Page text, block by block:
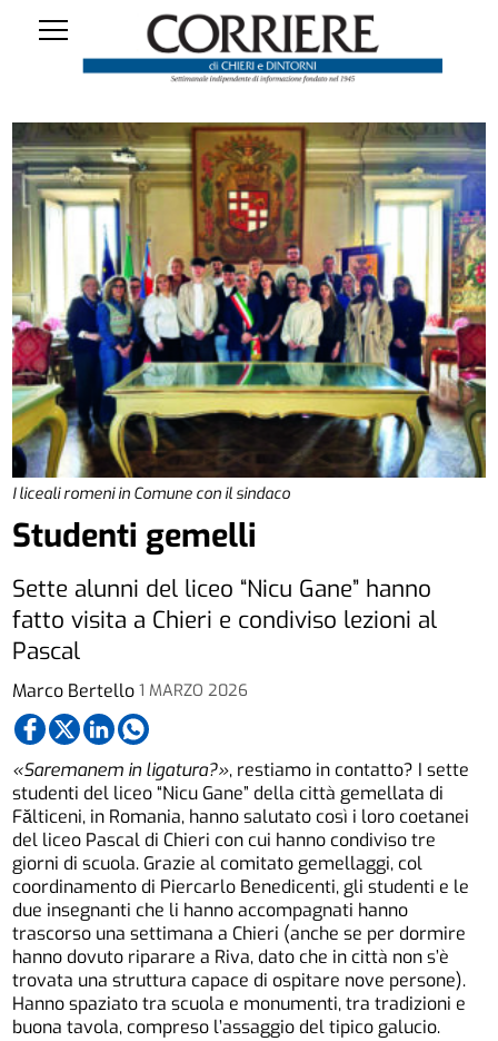
I liceali romeni in Comune con il sindaco
Marco Bertello 1 MARZO 2026
Studenti gemelli
Sette alunni del liceo “Nicu Gane” hanno
fatto visita a Chieri e condiviso lezioni al
Pascal
«Saremanem in ligatura?», restiamo in contatto? I sette
studenti del liceo “Nicu Gane” della città gemellata di
Fălticeni, in Romania, hanno salutato così i loro coetanei
del liceo Pascal di Chieri con cui hanno condiviso tre
giorni di scuola. Grazie al comitato gemellaggi, col
coordinamento di Piercarlo Benedicenti, gli studenti e le
due insegnanti che li hanno accompagnati hanno
trascorso una settimana a Chieri (anche se per dormire
hanno dovuto riparare a Riva, dato che in città non s’è
trovata una struttura capace di ospitare nove persone).
Hanno spaziato tra scuola e monumenti, tra tradizioni e
buona tavola, compreso l’assaggio del tipico galucio.